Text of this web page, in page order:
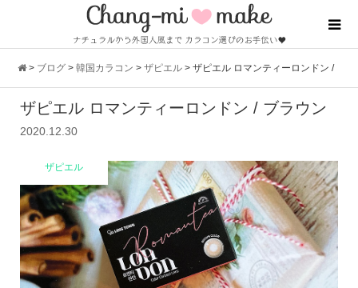
> ブログ >韓国カラコン >ザピエル >ザピエル ロマンティーロンドン /
ブラウン
ザピエル ロマンティーロンドン / ブラウン
2020.12.30
ザピエル